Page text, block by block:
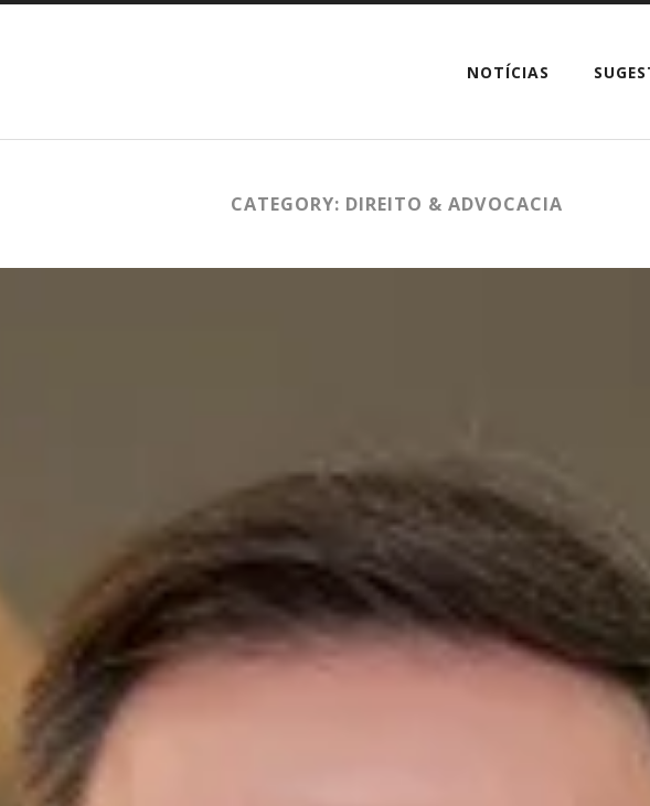
NOTÍCIAS
CATEGORY: DIREITO & ADVOCACIA